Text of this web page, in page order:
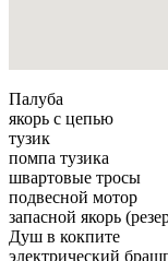
Палуба
якорь с цепью
тузик
помпа тузика
швартовые тросы
подвесной мотор
запасной якорь
Душ в кокпите
электрический